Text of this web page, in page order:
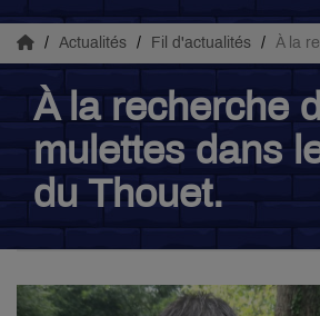
Actualités Fil d'actualités À la
À la recherche
mulettes dans
du Thouet.